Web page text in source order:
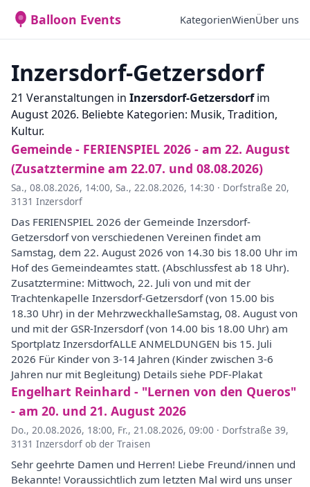
Balloon Events KategorienWienÜber uns
Inzersdorf-Getzersdorf
21 Veranstaltungen in Inzersdorf-Getzersdorfim
August 2026. Beliebte Kategorien: Musik, Tradition,
Kultur.
Gemeinde - FERIENSPIEL 2026 - am 22. August
(Zusatztermine am 22.07. und 08.08.2026)
Sa., 08.08.2026, 14:00, Sa., 22.08.2026, 14:30 · Dorfstraße 20,
3131 Inzersdorf
Das FERIENSPIEL 2026 der Gemeinde Inzersdorf-
Getzersdorf von verschiedenen Vereinen findet am
Samstag, dem 22. August 2026 von 14.30 bis 18.00 Uhr im
Hof des Gemeindeamtes statt. (Abschlussfest ab 18 Uhr).
Zusatztermine: Mittwoch, 22. Juli von und mit der
Trachtenkapelle Inzersdorf-Getzersdorf (von 15.00 bis
18.30 Uhr) in der MehrzweckhalleSamstag, 08. August von
und mit der GSR-Inzersdorf (von 14.00 bis 18.00 Uhr) am
Sportplatz InzersdorfALLE ANMELDUNGEN bis 15. Juli
2026 Für Kinder von 3-14 Jahren (Kinder zwischen 3-6
Jahren nur mit Begleitung) Details siehe PDF-Plakat
Engelhart Reinhard - "Lernen von den Queros"
- am 20. und 21. August 2026
Do., 20.08.2026, 18:00, Fr., 21.08.2026, 09:00 · Dorfstraße 39,
3131 Inzersdorf ob der Traisen
Sehr geehrte Damen und Herren! Liebe Freund/innen und
Bekannte! Voraussichtlich zum letzten Mal wird uns unser